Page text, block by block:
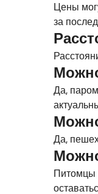
Цены
за
Да,
Да,
Питомцы